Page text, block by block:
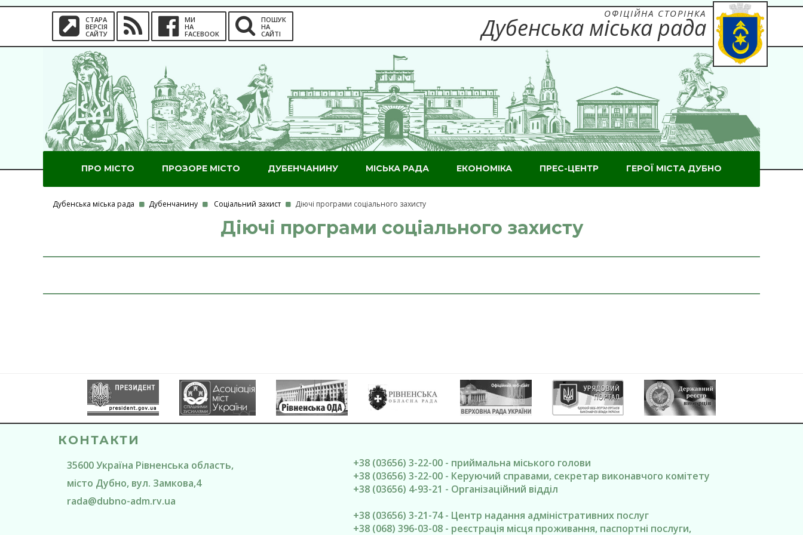
СТАРА
ВЕРСІЯ
САЙТУ
МИ
НА
FACEBOOK
ПОШУК
НА
САЙТІ
ОФІЦІЙНА СТОРІНКА
Дубенська міська рада
ПРО МІСТО ПРОЗОРЕ МІСТО ДУБЕНЧАНИНУ МІСЬКА РАДА ЕКОНОМІКА ПРЕС-ЦЕНТР ГЕРОЇ МІСТА ДУБНО
Дубенська міська рада Дубенчанину Соціальний захист Діючі програми соціального захисту
Діючі програми соціального захисту
КОНТАКТИ
35600Україна Рівненська область,
місто Дубно, вул. Замкова,4
rada@dubno-adm.rv.ua
+38 (03656) 3-22-00 - приймальна міського голови
+38 (03656) 3-22-00 - Керуючий справами, секретар виконавчого комітету
+38 (03656) 4-93-21 - Організаційний відділ
+38 (03656) 3-21-74 - Центр надання адміністративних послуг
+38 (068) 396-03-08 - реєстрація місця проживання, паспортні послуги,